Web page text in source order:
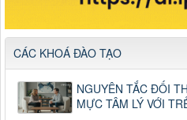
CÁC KHOÁ ĐÀO TẠO
NGUYÊN TẮC ĐỐI
MỰC TÂM LÝ VỚI